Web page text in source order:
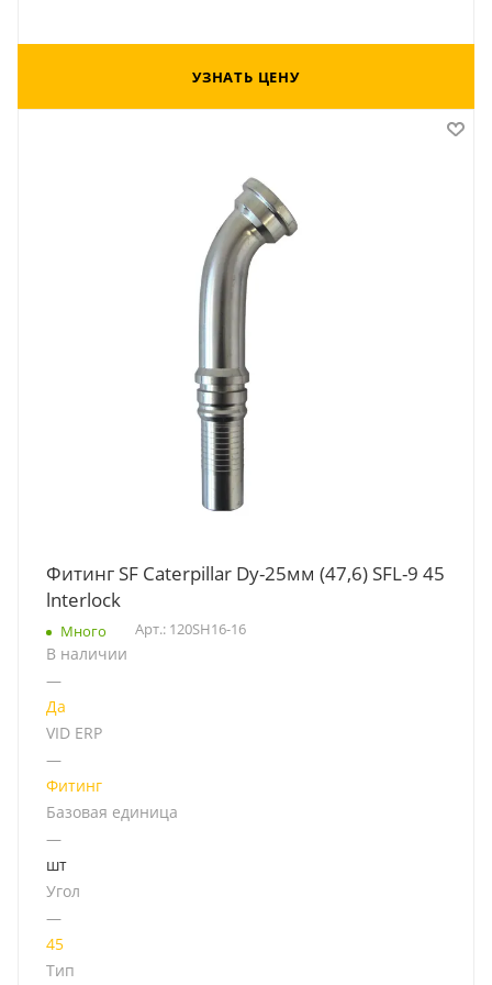
УЗНАТЬ ЦЕНУ
Фитинг SF Caterpillar Dy-25мм (47,6) SFL-9 45
lnterlock
Много Арт.: 120SH16-16
В наличии
—
Да
VID ERP
—
Фитинг
Базовая единица
—
шт
Угол
—
45
Тип